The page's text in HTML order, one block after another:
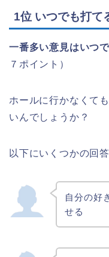
1位 いつでも打て
一番多い意見はいつ
７ポイント）
ホールに行かなくて
いんでしょうか？
以下にいくつかの回
自分の好
せる